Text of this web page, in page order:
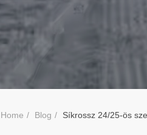
Home Blog Síkrossz 24/25-ös